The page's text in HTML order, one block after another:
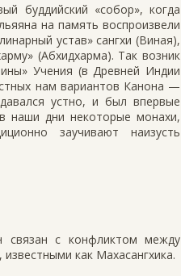
буддийский «собор», когда
на память воспроизвели
устав» сангхи (Виная),
(Абхидхарма). Так возник
Учения (в Древней Индии
нам вариантов Канона —
устно, и был впервые
наши дни некоторые монахи,
заучивают наизусть
с конфликтом между
как Махасангхика.